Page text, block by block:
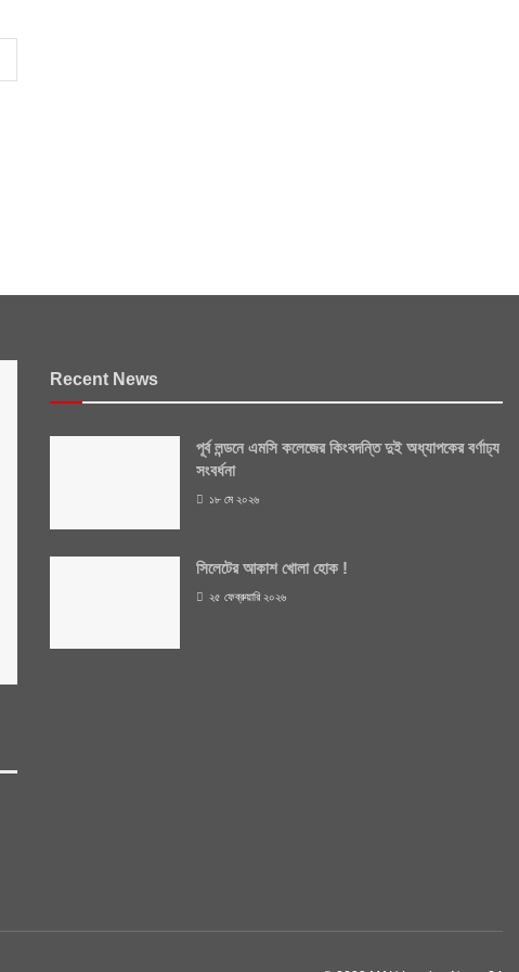
Recent News
পূর্ব লন্ডনে এমসি কলেজের কিংবদন্তি দুই অধ্যাপকের বর্ণাঢ্য
সংবর্ধনা
১৮ মে ২০২৬
সিলেটের আকাশ খোলা হোক !
২৫ ফেব্রুয়ারি ২০২৬